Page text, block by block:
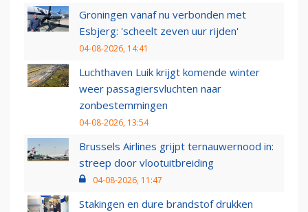
Groningen vanaf nu verbonden met
Esbjerg: 'scheelt zeven uur rijden'
04-08-2026, 14:41
Luchthaven Luik krijgt komende winter
weer passagiersvluchten naar
zonbestemmingen
04-08-2026, 13:54
Brussels Airlines grijpt ternauwernood in:
streep door vlootuitbreiding
04-08-2026, 11:47
Stakingen en dure brandstof drukken